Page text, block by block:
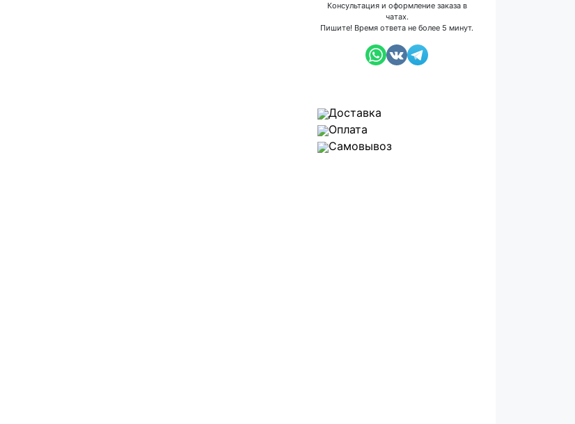
Консультация и оформление заказа в
чатах.
Пишите! Время ответа не более 5 минут.
Доставка
Оплата
Самовывоз